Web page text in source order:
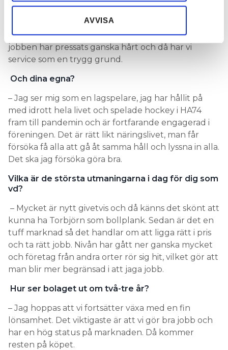
samlat in när du har använt deras tjänster.
AVVISA
– Bredden och kompetensen, när det är tuffare
tider är det bra att vara bred. Går det sämre i någon
del får man pyssla med annat. Just nu har de större
jobben har pressats ganska hårt och då har vi
service som en trygg grund.
Och dina egna?
– Jag ser mig som en lagspelare, jag har hållit på
med idrott hela livet och spelade hockey i HA74
fram till pandemin och är fortfarande engagerad i
föreningen. Det är rätt likt näringslivet, man får
försöka få alla att gå åt samma håll och lyssna in alla.
Det ska jag försöka göra bra.
Vilka är de största utmaningarna i dag för dig som
vd?
– Mycket är nytt givetvis och då känns det skönt att
kunna ha Torbjörn som bollplank. Sedan är det en
tuff marknad så det handlar om att ligga rätt i pris
och ta rätt jobb. Nivån har gått ner ganska mycket
och företag från andra orter rör sig hit, vilket gör att
man blir mer begränsad i att jaga jobb.
Hur ser bolaget ut om två-tre år?
– Jag hoppas att vi fortsätter växa med en fin
lönsamhet. Det viktigaste är att vi gör bra jobb och
har en hög status på marknaden. Då kommer
resten på köpet.